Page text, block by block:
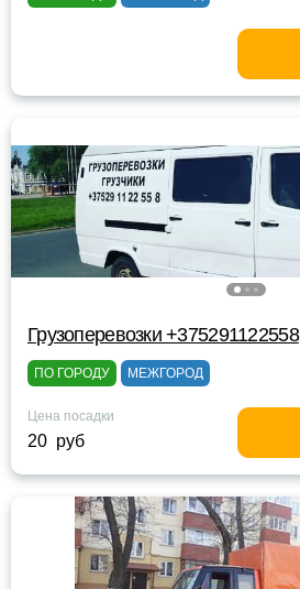
Грузоперевозки +375291122558
ПО ГОРОДУ МЕЖГОРОД
Цена посадки
20 руб